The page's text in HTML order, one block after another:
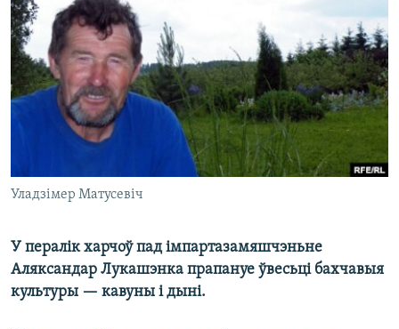
КУЛЬТУРА
КАЛЯНДАР
МОВА
НА ХВАЛЯХ СВАБОДЫ
Уладзімер Матусевіч
У пералік харчоў пад імпартазамяшчэньне
Аляксандар Лукашэнка прапануе ўвесьці бахчавыя
культуры — кавуны і дыні.